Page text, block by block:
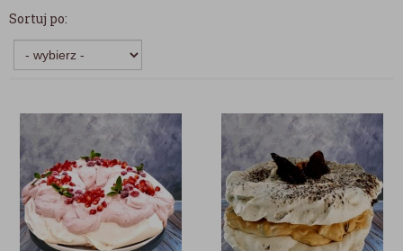
Sortuj po: